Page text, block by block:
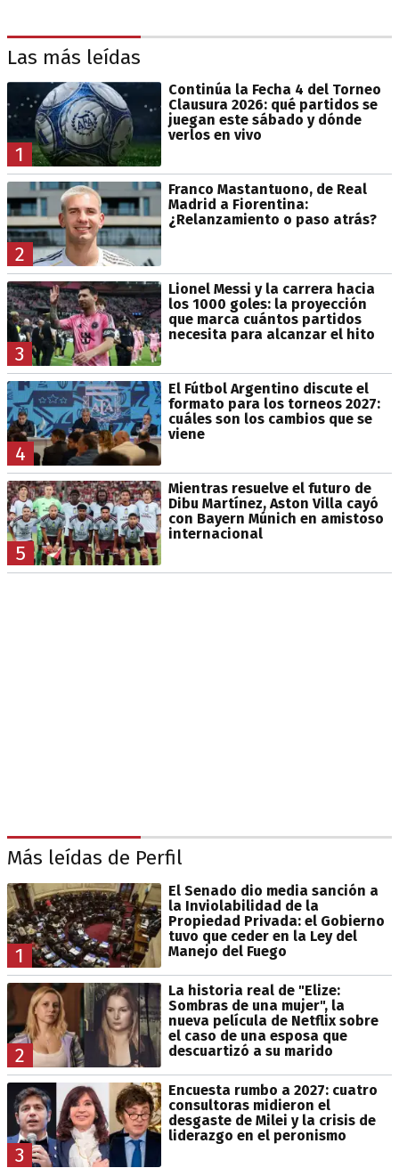
Las más leídas
1
Continúa la Fecha 4 del Torneo
Clausura 2026: qué partidos se
juegan este sábado y dónde
verlos en vivo
2
Franco Mastantuono, de Real
Madrid a Fiorentina:
¿Relanzamiento o paso atrás?
3
Lionel Messi y la carrera hacia
los 1000 goles: la proyección
que marca cuántos partidos
necesita para alcanzar el hito
4
El Fútbol Argentino discute el
formato para los torneos 2027:
cuáles son los cambios que se
viene
5
Mientras resuelve el futuro de
Dibu Martínez, Aston Villa cayó
con Bayern Múnich en amistoso
internacional
Más leídas de Perfil
1
El Senado dio media sanción a
la Inviolabilidad de la
Propiedad Privada: el Gobierno
tuvo que ceder en la Ley del
Manejo del Fuego
2
La historia real de "Elize:
Sombras de una mujer", la
nueva película de Netflix sobre
el caso de una esposa que
descuartizó a su marido
3
Encuesta rumbo a 2027: cuatro
consultoras midieron el
desgaste de Milei y la crisis de
liderazgo en el peronismo